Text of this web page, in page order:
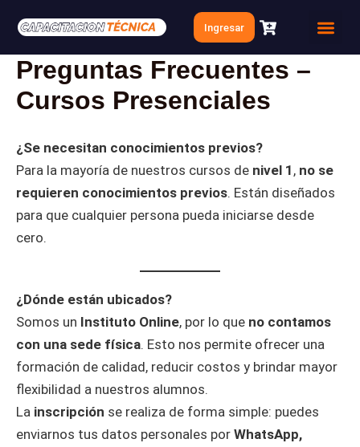
contenido
Ingresar
Preguntas Frecuentes –
Cursos Presenciales
¿Se necesitan conocimientos previos?
Para la mayoría de nuestros cursos de nivel 1 , no se
requieren conocimientos previos. Están diseñados
para que cualquier persona pueda iniciarse desde
cero.
¿Dónde están ubicados?
Somos un Instituto Online, por lo que no contamos
con una sede física. Esto nos permite ofrecer una
formación de calidad, reducir costos y brindar mayor
flexibilidad a nuestros alumnos.
La inscripción se realiza de forma simple: puedes
enviarnos tus datos personales por WhatsApp,